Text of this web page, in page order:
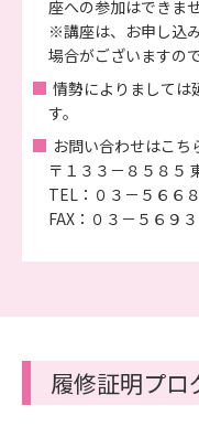
座への参加はできませ
※講座は、お申し込
場合がございますの
情勢によりましては
す。
お問い合わせはこち
〒１３３－８５８５
TEL：０３－５６６
FAX：０３－５６９
履修証明プロ